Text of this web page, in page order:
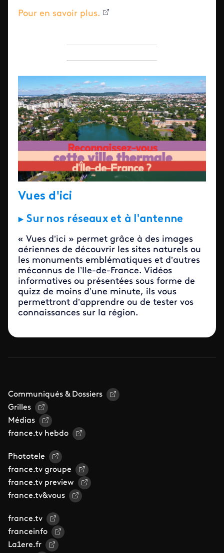
Pour en savoir plus.
Vues d'ici
► Sur nos réseaux et à l'antenne
« Vues d’ici » permet grâce à des images
aériennes de découvrir les sites naturels ou
les monuments emblématiques et d’autres
méconnus de l’Ile-de-France. Vidéos
informatives ou présentées sous forme de
quizz de moins d’une minute, ils vous
permettront d’apprendre ou de tester vos
connaissances sur la région.
Communiqués & Dossiers
Grilles
Médias
france.tv hebdo
Phototele
france.tv groupe
france.tv preview
france.tv&vous
france.tv
franceinfo
La1ere.fr